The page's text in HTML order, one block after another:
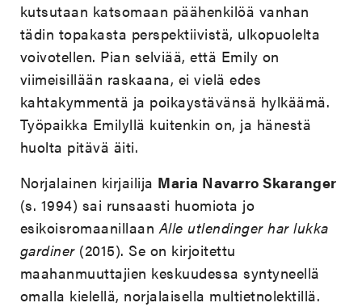
kutsutaan katsomaan päähenkilöä vanhan
tädin topakasta perspektiivistä, ulkopuolelta
voivotellen. Pian selviää, että Emily on
viimeisillään raskaana, ei vielä edes
kahtakymmentä ja poikaystävänsä hylkäämä.
Työpaikka Emilyllä kuitenkin on, ja hänestä
huolta pitävä äiti.
Norjalainen kirjailija Maria Navarro Skaranger
(s. 1994) sai runsaasti huomiota jo
esikoisromaanillaanAlle utlendinger har lukka
gardiner (2015). Se on kirjoitettu
maahanmuuttajien keskuudessa syntyneellä
omalla kielellä, norjalaisella multietnolektillä.